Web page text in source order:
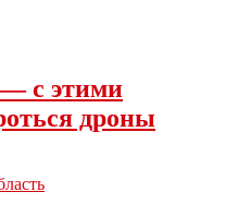
с этими
дроны